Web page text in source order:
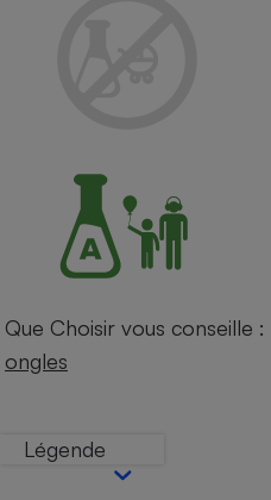
Que Choisir vous conseille :
ongles
Légende